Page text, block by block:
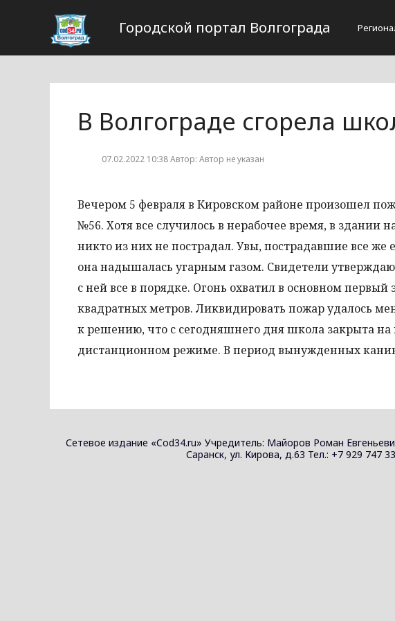
Городской портал Волгограда
В Волгограде сгорела
07.02.2022 10:38 Автор: Автор не указан
Вечером 5 февраля в Кировском районе произошел
№56. Хотя все случилось в нерабочее время, в здании
никто из них не пострадал. Увы, пострадавшие все же
она надышалась угарным газом. Свидетели
с ней все в порядке. Огонь охватил в основном
квадратных метров. Ликвидировать пожар удалось
к решению, что с сегодняшнего дня школа закрыта на
дистанционном режиме. В период вынужденных
Сетевое издание «Cod34.ru» Учредитель: Майоров Роман
Саранск, ул. Кирова, д.63 Тел.: +7 929 747